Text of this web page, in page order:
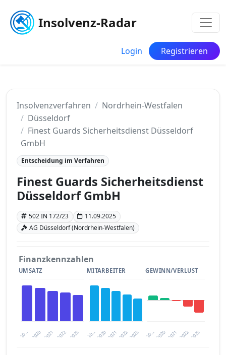
Insolvenz-Radar
Login Registrieren
Insolvenzverfahren
Nordrhein-Westfalen
Düsseldorf
Finest Guards Sicherheitsdienst Düsseldorf
GmbH
Entscheidung im Verfahren
Finest Guards Sicherheitsdienst
Düsseldorf GmbH
502 IN 172/23
11.09.2025
AG Düsseldorf (Nordrhein-Westfalen)
Finanzkennzahlen
UMSATZ
20… 2021 2023
2020 2022
MITARBEITER
20… 2021 2023
2020 2022
GEWINN/VERLUST
20… 2021 2023
2020 2022